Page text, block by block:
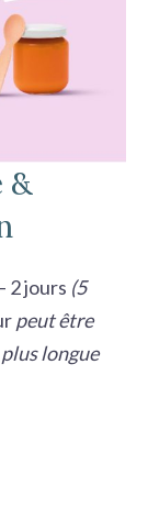
&
2 jours (5
peut être
longue